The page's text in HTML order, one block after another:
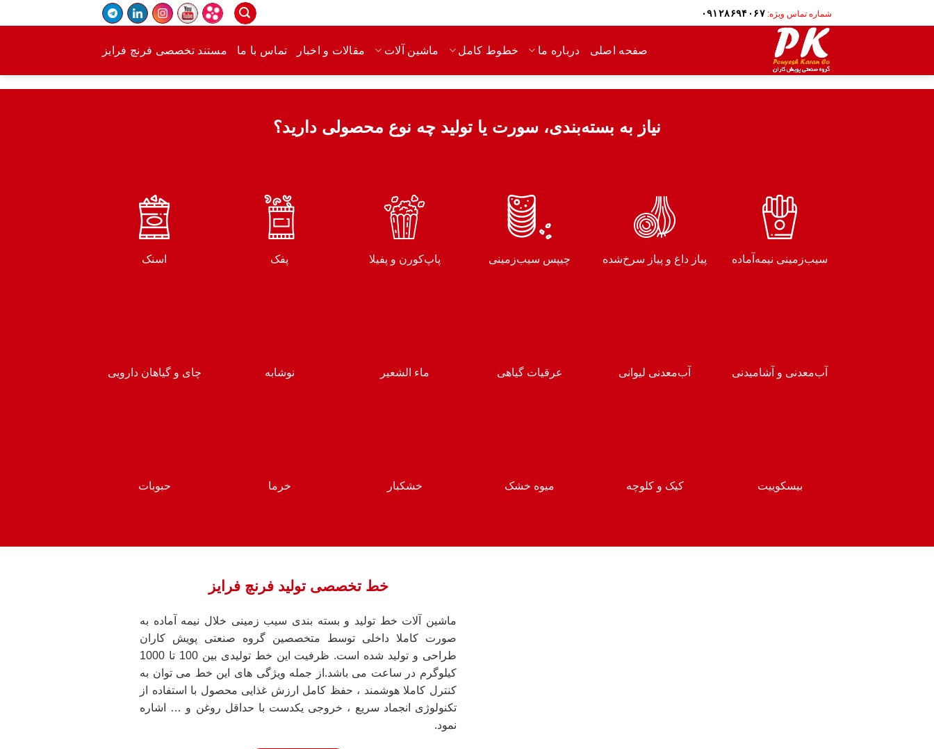
to
شماره تماس ویژه: ۰۹۱۲۸۶۹۴۰۶۷
صفحه اصلی درباره ما خطوط کامل ماشین آلات مقالات و اخبار تماس با ما مستند تخصصی فرنچ فرایز
نیاز به بسته‌بندی، سورت یا تولید چه نوع محصولی دارید؟
سیب‌زمینی نیمه‌آماده پیاز داغ و پیاز سرخ‌شده چیپس سیب‌زمینی پاپ‌کورن و پفیلا پفک اسنک
آب‌معدنی و آشامیدنی آب‌معدنی لیوانی عرقیات گیاهی ماء الشعیر نوشابه چای و گیاهان دارویی
بیسکوییت کیک و کلوچه میوه خشک خشکبار خرما حبوبات
خط تخصصی تولید فرنچ فرایز
ماشین آلات خط تولید و بسته بندی سیب زمینی خلال نیمه آماده به
صورت کاملا داخلی توسط متخصصین گروه صنعتی پویش کاران
طراحی و تولید شده است. ظرفیت این خط تولیدی بین 100 تا 1000
کیلوگرم در ساعت می باشد.از جمله ویژگی های این خط می توان به
کنترل کاملا هوشمند ، حفظ کامل ارزش غذایی محصول با استفاده از
تکنولوژی انجماد سریع ، خروجی یکدست با حداقل روغن و … اشاره
نمود.